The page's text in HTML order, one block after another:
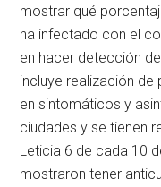
mostrar qué
ha infectado con el
en hacer detección
incluye realización de
en sintomáticos y
ciudades y se tienen
Leticia 6 de cada 10
mostraron tener